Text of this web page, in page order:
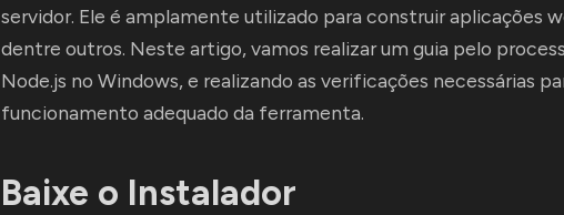
servidor. Ele é amplamente utilizado para construir aplicações
dentre outros. Neste artigo, vamos realizar um guia pelo
Node.js no Windows, e realizando as verificações necessárias
funcionamento adequado da ferramenta.
Baixe o Instalador